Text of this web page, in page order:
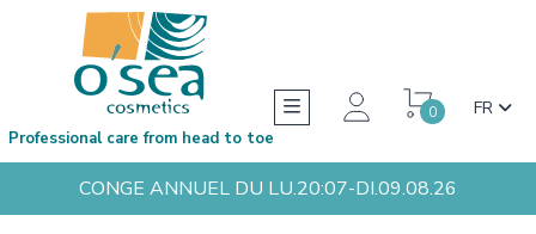
0 FR
Professional care from head to toe
CONGE ANNUEL DU LU.20:07-DI.09.08.26